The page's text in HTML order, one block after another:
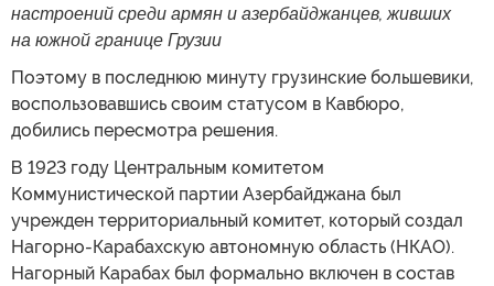
настроений среди армян и азербайджанцев, живших
на южной границе Грузии
Поэтому в последнюю минуту грузинские большевики,
воспользовавшись своим статусом в Кавбюро,
добились пересмотра решения.
В 1923 году Центральным комитетом
Коммунистической партии Азербайджана был
учрежден территориальный комитет, который создал
Нагорно-Карабахскую автономную область (НКАО).
Нагорный Карабах был формально включен в состав